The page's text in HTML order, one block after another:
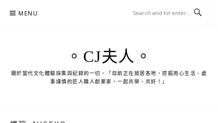
MENU
。CJ夫人。
關於當代文化體驗採集與紀錄的一切。「目前正在旅居各地，挖掘用心生活、處
事謹慎的匠人職人創業家，一起共榮、共好！」